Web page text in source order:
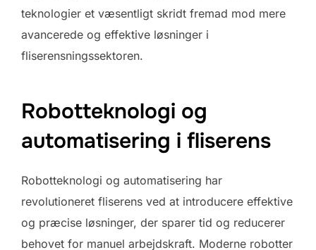
teknologier et væsentligt skridt fremad mod mere
avancerede og effektive løsninger i
fliserensningssektoren.
Robotteknologi og
automatisering i fliserens
Robotteknologi og automatisering har
revolutioneret fliserens ved at introducere effektive
og præcise løsninger, der sparer tid og reducerer
behovet for manuel arbejdskraft. Moderne robotter